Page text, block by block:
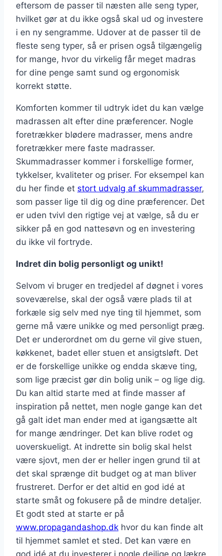
eftersom de passer til næsten alle seng typer,
hvilket gør at du ikke også skal ud og investere
i en ny sengramme. Udover at de passer til de
fleste seng typer, så er prisen også tilgængelig
for mange, hvor du virkelig får meget madras
for dine penge samt sund og ergonomisk
korrekt støtte.
Komforten kommer til udtryk idet du kan vælge
madrassen alt efter dine præferencer. Nogle
foretrækker blødere madrasser, mens andre
foretrækker mere faste madrasser.
Skummadrasser kommer i forskellige former,
tykkelser, kvaliteter og priser. For eksempel kan
du her finde et stort udvalg af skummadrasser,
som passer lige til dig og dine præferencer. Det
er uden tvivl den rigtige vej at vælge, så du er
sikker på en god nattesøvn og en investering
du ikke vil fortryde.
Indret din bolig personligt og unikt!
Selvom vi bruger en tredjedel af døgnet i vores
soveværelse, skal der også være plads til at
forkæle sig selv med nye ting til hjemmet, som
gerne må være unikke og med personligt præg.
Det er underordnet om du gerne vil give stuen,
køkkenet, badet eller stuen et ansigtsløft. Det
er de forskellige unikke og endda skæve ting,
som lige præcist gør din bolig unik – og lige dig.
Du kan altid starte med at finde masser af
inspiration på nettet, men nogle gange kan det
gå galt idet man ender med at igangsætte alt
for mange ændringer. Det kan blive rodet og
uoverskueligt. At indrette sin bolig skal helst
være sjovt, men der er heller ingen grund til at
det skal sprænge dit budget og at man bliver
frustreret. Derfor er det altid en god idé at
starte småt og fokusere på de mindre detaljer.
Et godt sted at starte er på
www.propagandashop.dk hvor du kan finde alt
til hjemmet samlet et sted. Det kan være en